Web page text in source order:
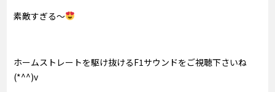
素敵すぎる～
ホームストレートを駆け抜けるF1サウンドをご視聴下さいね
(*^^)v